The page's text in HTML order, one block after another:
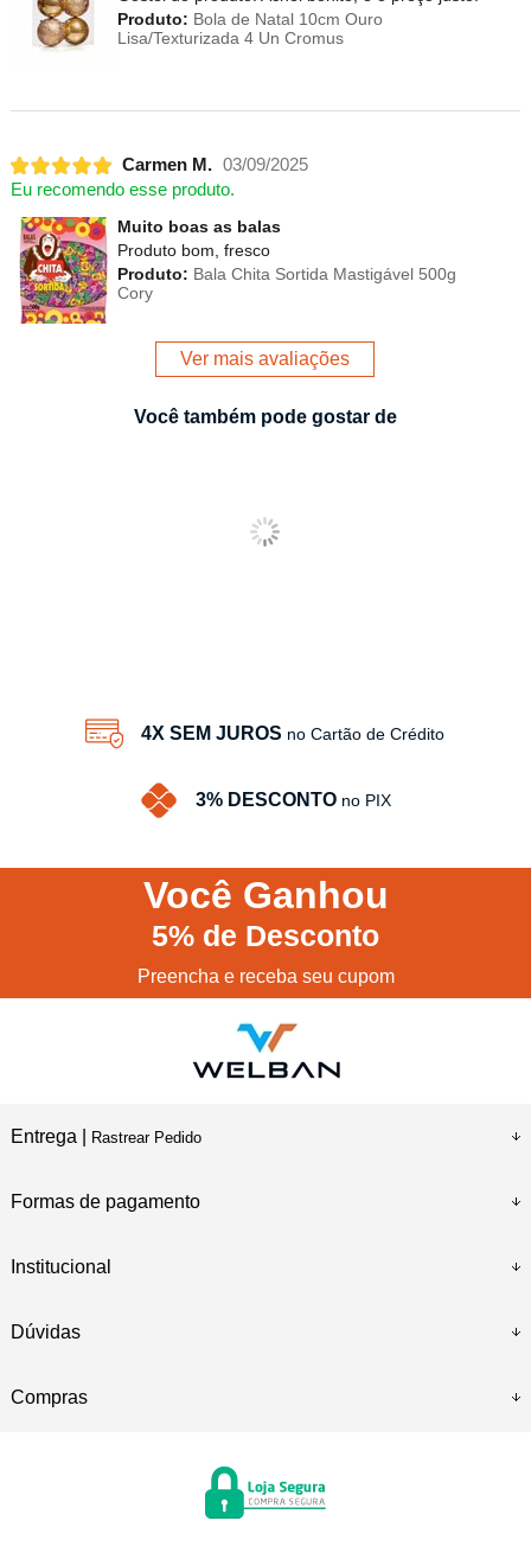
Produto: Bola de Natal 10cm Ouro
Lisa/Texturizada 4 Un Cromus
Carmen M. 03/09/2025
Eu recomendo esse produto.
Muito boas as balas
Produto bom, fresco
Produto: Bala Chita Sortida Mastigável 500g
Cory
Ver mais avaliações
Você também pode gostar de
4X SEM JUROS no Cartão de Crédito
3% DESCONTO no PIX
Você Ganhou
5% de Desconto
Preencha e receba seu cupom
Entrega | Rastrear Pedido
Formas de pagamento
Institucional
Dúvidas
Compras